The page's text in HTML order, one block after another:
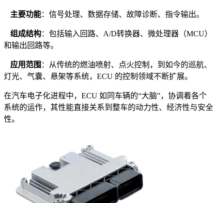
主要功能：信号处理、数据存储、故障诊断、指令输出。
组成结构：包括输入回路、A/D转换器、微处理器（MCU）
和输出回路等。
应用范围 ：从传统的燃油喷射、点火控制，到如今的巡航、
灯光、气囊、悬架等系统，ECU 的控制领域不断扩展。
在汽车电子化进程中，ECU 如同车辆的“大脑”，协调着各个
系统的运作，其性能直接关系到整车的动力性、经济性与安全
性。